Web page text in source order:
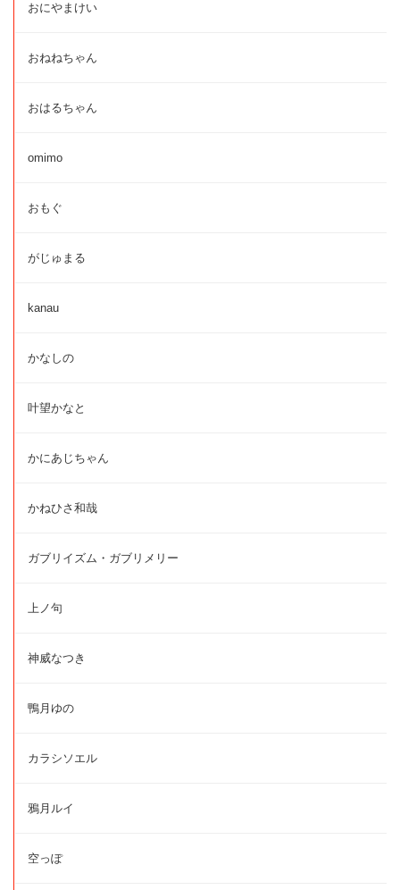
おにやまけい
おねねちゃん
おはるちゃん
omimo
おもぐ
がじゅまる
kanau
かなしの
叶望かなと
かにあじちゃん
かねひさ和哉
ガブリイズム・ガブリメリー
上ノ句
神威なつき
鴨月ゆの
カラシソエル
鴉月ルイ
空っぽ